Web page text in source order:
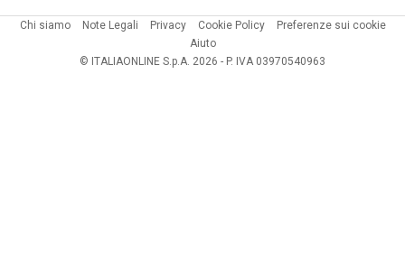
Chi siamo Note Legali Privacy Cookie Policy
Preferenze sui cookie
Aiuto
© ITALIAONLINE S.p.A. 2026 - P. IVA 03970540963